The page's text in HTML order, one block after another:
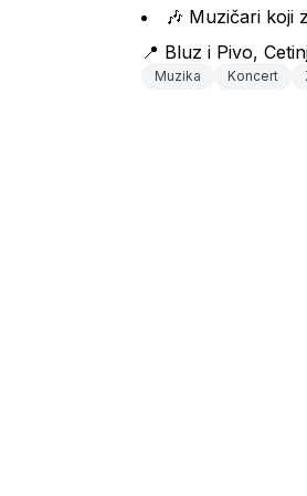
🎶 Muzičari koji
📍 Bluz i Pivo,
Muzika Koncert